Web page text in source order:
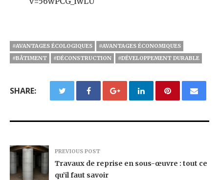
#AVANTAGES ÉCOLOGIQUES
#AVANTAGES ÉCONOMIQUES
#BÂTIMENT
#DÉCONSTRUCTION #DÉVELOPPEMENT DURABLE
SHARE:
PREVIOUS POST
Travaux de reprise en sous-œuvre : tout ce
qu’il faut savoir